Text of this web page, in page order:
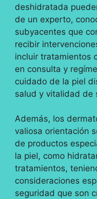
deshidratada
de un experto,
subyacentes que
recibir
incluir tratamientos
en consulta y
cuidado de la piel
salud y vitalidad de
Además, los
valiosa orientación
de productos
la piel, como
tratamientos,
consideraciones
seguridad que son